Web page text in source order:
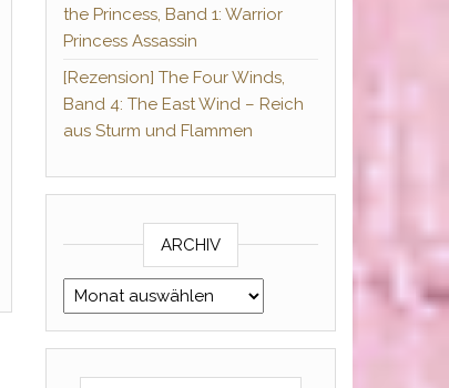
the Princess, Band 1: Warrior
Princess Assassin
[Rezension] The Four Winds,
Band 4: The East Wind – Reich
aus Sturm und Flammen
ARCHIV
Archiv